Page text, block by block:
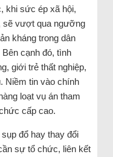
khi sức ép xã hội,
sẽ vượt qua ngưỡng
kháng trong dân
cạnh đó, tình
giới trẻ thất nghiệp,
Niềm tin vào chính
loạt vụ án tham
cấp cao.
đổ hay thay đổi
sự tổ chức, liên kết